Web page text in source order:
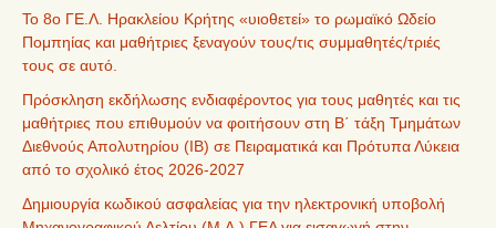
Το 8ο ΓΕ.Λ. Ηρακλείου Κρήτης «υιοθετεί» το ρωμαϊκό Ωδείο
Πομπηίας και μαθήτριες ξεναγούν τους/τις συμμαθητές/τριές
τους σε αυτό.
Πρόσκληση εκδήλωσης ενδιαφέροντος για τους μαθητές και τις
μαθήτριες που επιθυμούν να φοιτήσουν στη Β΄ τάξη Τμημάτων
Διεθνούς Απολυτηρίου (IB) σε Πειραματικά και Πρότυπα Λύκεια
από το σχολικό έτος 2026-2027
Δημιουργία κωδικού ασφαλείας για την ηλεκτρονική υποβολή